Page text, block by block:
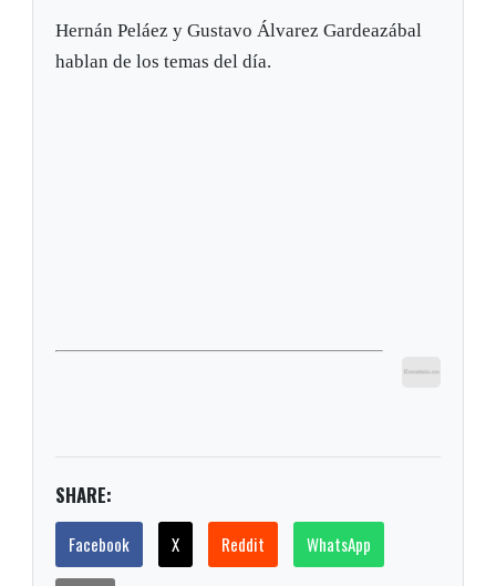
Hernán Peláez y Gustavo Álvarez Gardeazábal
hablan de los temas del día.
SHARE:
Facebook X Reddit WhatsApp